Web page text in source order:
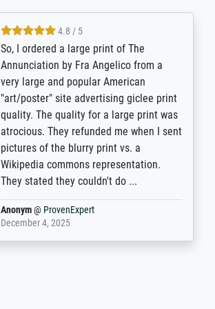
4.8 / 5
So, I ordered a large print of The
Annunciation by Fra Angelico from a
very large and popular American
"art/poster" site advertising giclee print
quality. The quality for a large print was
atrocious. They refunded me when I sent
pictures of the blurry print vs. a
Wikipedia commons representation.
They stated they couldn't do ...
Anonym@ ProvenExpert
December 4, 2025